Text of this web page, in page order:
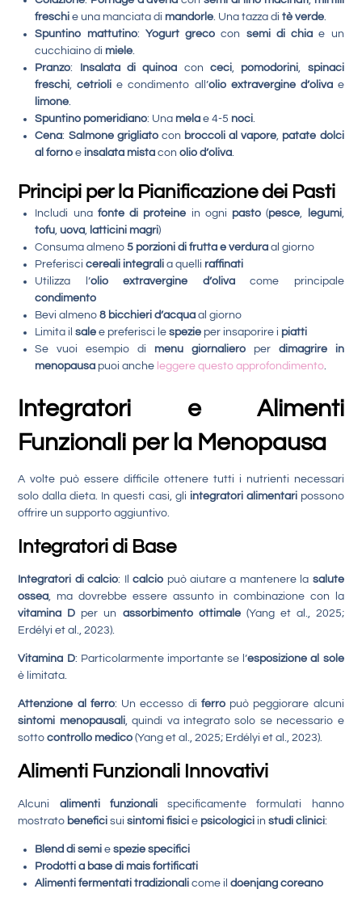
freschi e una manciata di mandorle. Una tazza ditè verde.
Spuntino mattutino: Yogurt greco con semi di chia e un
cucchiaino di miele.
Pranzo: Insalata di quinoa con ceci, pomodorini, spinaci
freschi,cetrioli e condimento all’olio extravergine d’olivae
limone.
Spuntino pomeridiano: Una mela e 4-5 noci.
Cena: Salmone grigliatocon broccoli al vapore, patate dolci
al forno einsalata mista conolio d’oliva.
Principi per la Pianificazione dei Pasti
Includi una fonte di proteine in ogni pasto (pesce, legumi,
tofu,uova, latticini magri)
Consuma almeno5 porzioni di frutta e verdura al giorno
Preferiscicereali integrali a quelli raffinati
Utilizza l’olio extravergine d’olivacome principale
condimento
Bevi almeno8 bicchieri d’acqua al giorno
Limita ilsale e preferisci lespezie per insaporire i piatti
Se vuoi esempio di menu giornalieroper dimagrire in
menopausa puoi anche leggere questo approfondimento.
Integratori e Alimenti
Funzionali per la Menopausa
A volte può essere difficile ottenere tutti i nutrienti necessari
solo dalla dieta. In questi casi, gli integratori alimentari possono
offrire un supporto aggiuntivo.
Integratori di Base
Integratori di calcio: Ilcalcio può aiutare a mantenere la salute
ossea, ma dovrebbe essere assunto in combinazione con la
vitamina D per un assorbimento ottimale(Yang et al., 2025;
Erdélyi et al., 2023).
Vitamina D: Particolarmente importante se l’esposizione al sole
è limitata.
Attenzione al ferro: Un eccesso di ferropuò peggiorare alcuni
sintomi menopausali, quindi va integrato solo se necessario e
sottocontrollo medico (Yang et al., 2025; Erdélyi et al., 2023).
Alimenti Funzionali Innovativi
Alcuni alimenti funzionalispecificamente formulati hanno
mostrato benefici suisintomi fisici e psicologici instudi clinici:
Blend di semi espezie specifici
Prodotti a base di mais fortificati
Alimenti fermentati tradizionali come ildoenjang coreano